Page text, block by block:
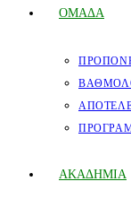
ΟΜΑΔΑ
ΑΚΑΔΗΜΙΑ